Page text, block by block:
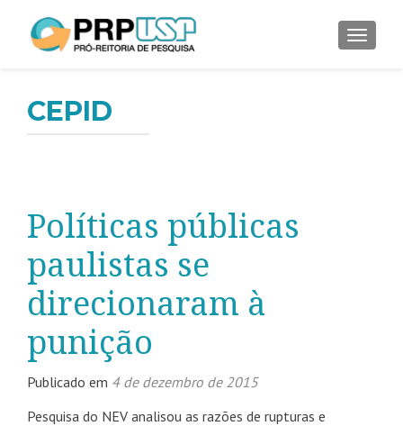
CEPID
Políticas públicas
paulistas se
direcionaram à
punição
Publicado em 4 de dezembro de 2015
Pesquisa do NEV analisou as razões de rupturas e